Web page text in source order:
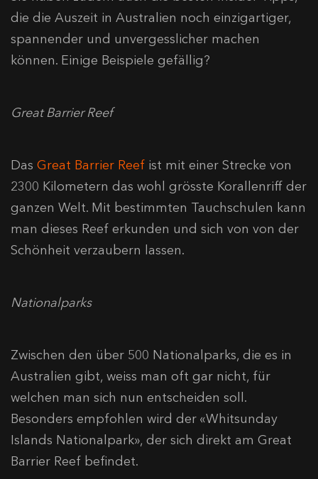
die die Auszeit in Australien noch einzigartiger,
spannender und unvergesslicher machen
können. Einige Beispiele gefällig?
Great Barrier Reef
Das Great Barrier Reef ist mit einer Strecke von
2300 Kilometern das wohl grösste Korallenriff der
ganzen Welt. Mit bestimmten Tauchschulen kann
man dieses Reef erkunden und sich von von der
Schönheit verzaubern lassen.
Nationalparks
Zwischen den über 500 Nationalparks, die es in
Australien gibt, weiss man oft gar nicht, für
welchen man sich nun entscheiden soll.
Besonders empfohlen wird der «Whitsunday
Islands Nationalpark», der sich direkt am Great
Barrier Reef befindet.